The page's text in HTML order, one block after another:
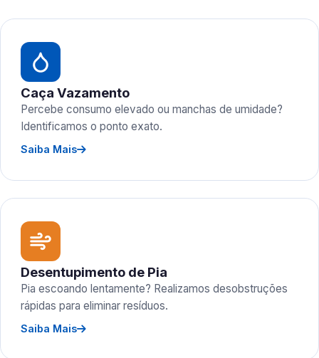
Caça Vazamento
Percebe consumo elevado ou manchas de umidade?
Identificamos o ponto exato.
Saiba Mais
Desentupimento de Pia
Pia escoando lentamente? Realizamos desobstruções
rápidas para eliminar resíduos.
Saiba Mais